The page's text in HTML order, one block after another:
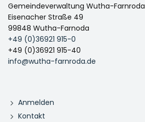
Gemeindeverwaltung Wutha-Farnroda
Eisenacher Straße 49
99848 Wutha-Farnoda
+49 (0)36921 915-0
+49 (0)36921 915-40
info@wutha-farnroda.de
Anmelden
Kontakt